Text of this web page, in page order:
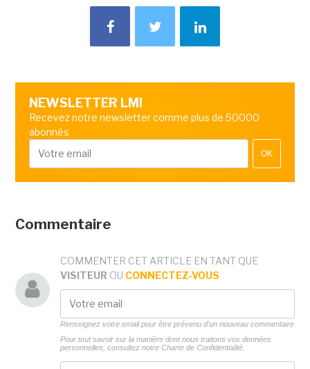
NEWSLETTER LMI
Recevez notre newsletter comme plus de 50000
abonnés
OK
Commentaire
COMMENTER CET ARTICLE EN TANT QUE
VISITEUR OU CONNECTEZ-VOUS
Renseignez votre email pour être prévenu d'un nouveau commentaire
Pour tout savoir sur la manière dont nous traitons vos données
personnelles, consultez notre Charte de Confidentialité.